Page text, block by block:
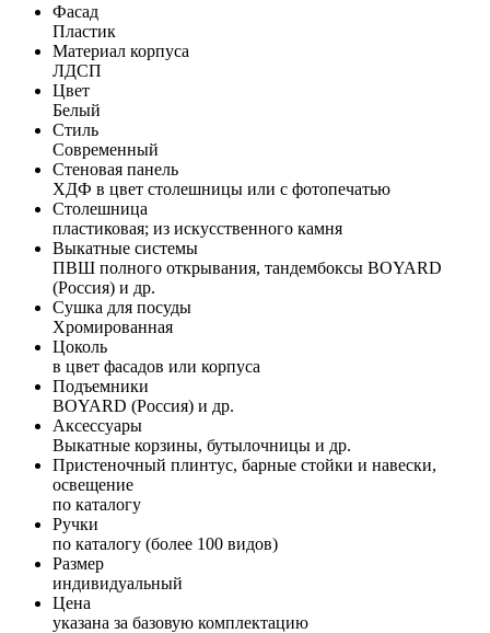
Фасад
Пластик
Материал корпуса
ЛДСП
Цвет
Белый
Стиль
Современный
Стеновая панель
ХДФ в цвет столешницы или с фотопечатью
Столешница
пластиковая; из искусственного камня
Выкатные системы
ПВШ полного открывания, тандембоксы BOYARD
(Россия) и др.
Сушка для посуды
Хромированная
Цоколь
в цвет фасадов или корпуса
Подъемники
BOYARD (Россия) и др.
Аксессуары
Выкатные корзины, бутылочницы и др.
Пристеночный плинтус, барные стойки и навески,
освещение
по каталогу
Ручки
по каталогу (более 100 видов)
Размер
индивидуальный
Цена
указана за базовую комплектацию